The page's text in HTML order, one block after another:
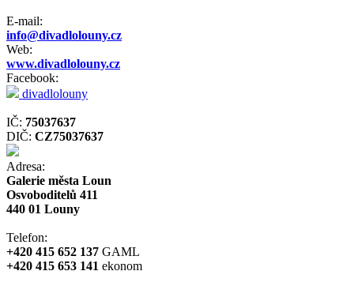
E-mail:
info@divadlolouny.cz
Web:
www.divadlolouny.cz
Facebook:
divadlolouny
IČ: 75037637
DIČ: CZ75037637
Adresa:
Galerie města Loun
Osvoboditelů 411
440 01 Louny
Telefon:
+420 415 652 137 GAML
+420 415 653 141 ekonom